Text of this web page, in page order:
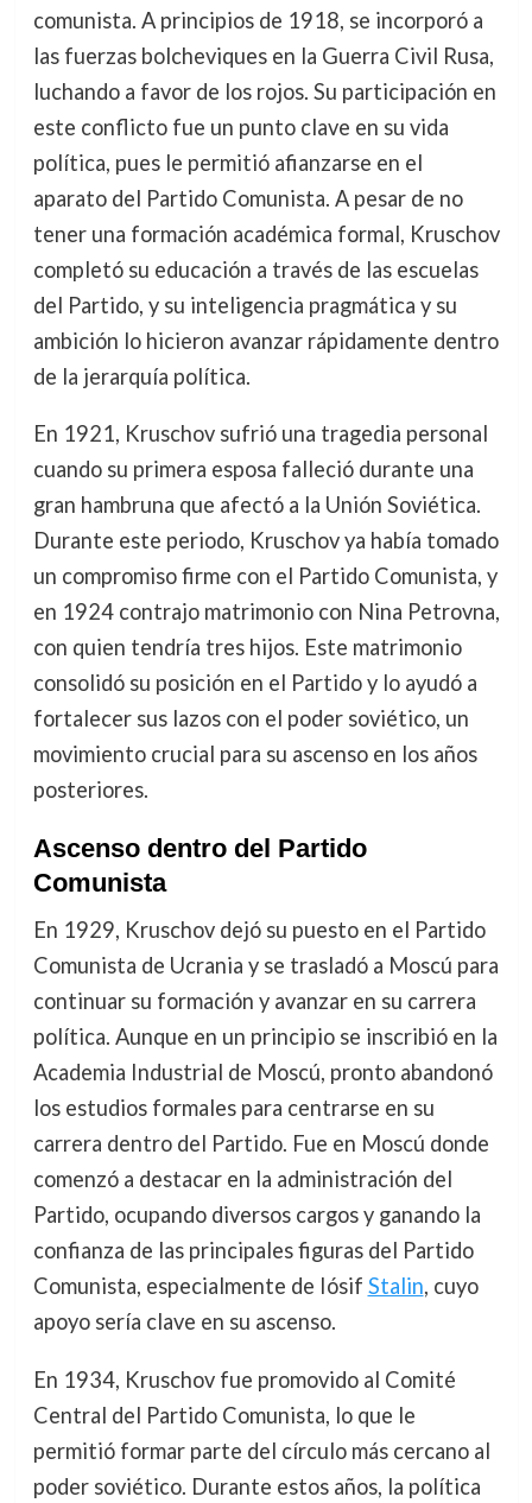
comunista. A principios de 1918, se incorporó a
las fuerzas bolcheviques en la Guerra Civil Rusa,
luchando a favor de los rojos. Su participación en
este conflicto fue un punto clave en su vida
política, pues le permitió afianzarse en el
aparato del Partido Comunista. A pesar de no
tener una formación académica formal, Kruschov
completó su educación a través de las escuelas
del Partido, y su inteligencia pragmática y su
ambición lo hicieron avanzar rápidamente dentro
de la jerarquía política.
En 1921, Kruschov sufrió una tragedia personal
cuando su primera esposa falleció durante una
gran hambruna que afectó a la Unión Soviética.
Durante este periodo, Kruschov ya había tomado
un compromiso firme con el Partido Comunista, y
en 1924 contrajo matrimonio con Nina Petrovna,
con quien tendría tres hijos. Este matrimonio
consolidó su posición en el Partido y lo ayudó a
fortalecer sus lazos con el poder soviético, un
movimiento crucial para su ascenso en los años
posteriores.
Ascenso dentro del Partido
Comunista
En 1929, Kruschov dejó su puesto en el Partido
Comunista de Ucrania y se trasladó a Moscú para
continuar su formación y avanzar en su carrera
política. Aunque en un principio se inscribió en la
Academia Industrial de Moscú, pronto abandonó
los estudios formales para centrarse en su
carrera dentro del Partido. Fue en Moscú donde
comenzó a destacar en la administración del
Partido, ocupando diversos cargos y ganando la
confianza de las principales figuras del Partido
Comunista, especialmente de Iósif Stalin, cuyo
apoyo sería clave en su ascenso.
En 1934, Kruschov fue promovido al Comité
Central del Partido Comunista, lo que le
permitió formar parte del círculo más cercano al
poder soviético. Durante estos años, la política